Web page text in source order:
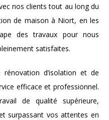
nos clients tout au long du
de maison à Niort, en les
des travaux pour nous
satisfaites.
d’isolation et de
efficace et professionnel.
de qualité supérieure,
surpassant vos attentes en